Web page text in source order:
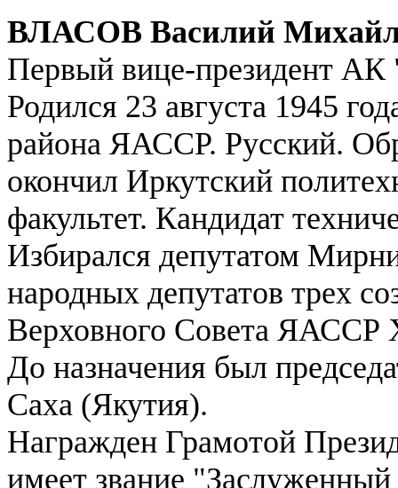
ВЛАСОВ Василий
Первый вице-президент
Родился 23 августа 1945
района ЯАССР. Русский.
окончил Иркутский
факультет. Кандидат
Избирался депутатом
народных депутатов трех
Верховного Совета ЯАССР
До назначения был
Саха (Якутия).
Награжден Грамотой
имеет звание "Заслуженный